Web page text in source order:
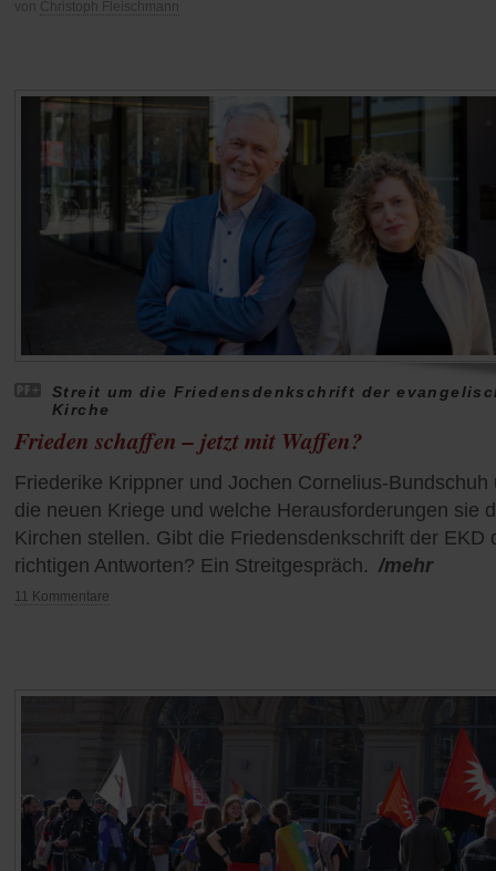
von Christoph Fleischmann
Streit um die Friedensdenkschrift der
Kirche
Frieden schaffen – jetzt mit Waffen?
Friederike Krippner und Jochen Cornelius-Bundschuh
die neuen Kriege und welche Herausforderungen sie
Kirchen stellen. Gibt die Friedensdenkschrift der EKD
richtigen Antworten? Ein Streitgespräch. /mehr
11 Kommentare